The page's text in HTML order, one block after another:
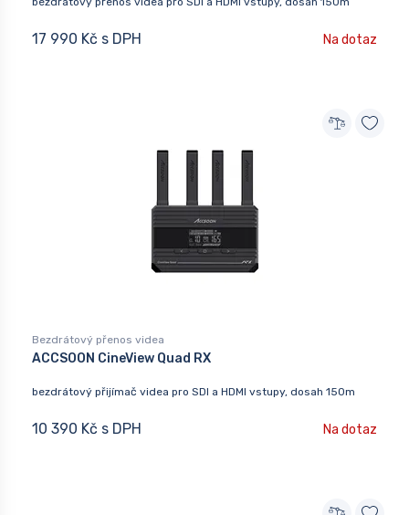
17 990 Kč s DPH Na dotaz
Bezdrátový přenos videa
ACCSOON CineView Quad RX
bezdrátový přijímač videa pro SDI a HDMI vstupy, dosah 150m
10 390 Kč s DPH Na dotaz